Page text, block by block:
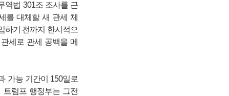
역법 301조 조사를 근
를 대체할 새 관세 체
하기 전까지 한시적으
세로 관세 공백을 메
가능 기간이 150일로
트럼프 행정부는 그전